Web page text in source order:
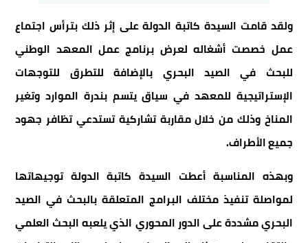
ولقد قامت السيدة كاتبة الدولة على إثر ذلك بترأس اجتماع
عمل خصصت أشغاله لعرض برنامج عمل المعهد الوطني
للبحث في الصيد البحري بالإضافة للتطرق للتوجهات
الإستراتيجية للمعهد في سياق يتسم بندرة الموارد وتغير
المناخ وذلك من خلال مقاربة تشاركية تستدعي تظافر جهود
جميع الأطراف.
وبهذه المناسبة أعطت السيدة كاتبة الدولة توجيهاتها
لمواصلة تنفيذ مختلف البرامج المتعلقة بالبحث في الصيد
البحري مشددة على الدور المحوري الذي يلعبه البحث العلمي